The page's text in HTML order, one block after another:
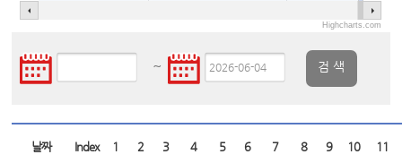
Highcharts.com
~ 검 색
날짜 Index 1 2 3 4 5 6 7 8 9 10 11